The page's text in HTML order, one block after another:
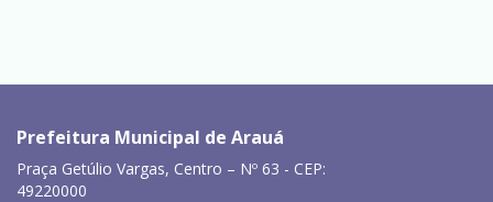
Prefeitura Municipal de Arauá
Praça Getúlio Vargas, Centro – Nº 63 - CEP:
49220000